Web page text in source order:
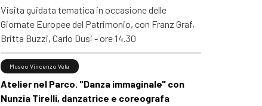
Visita guidata tematica in occasione delle
Giornate Europee del Patrimonio, con Franz Graf,
Britta Buzzi, Carlo Dusi - ore 14.30
Atelier nel Parco. "Danza immaginale" con
Nunzia Tirelli, danzatrice e coreografa
Museo Vincenzo Vela